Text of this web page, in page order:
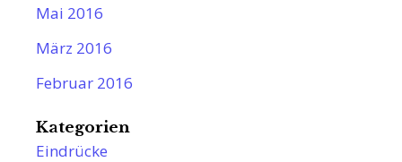
Mai 2016
März 2016
Februar 2016
Kategorien
Eindrücke